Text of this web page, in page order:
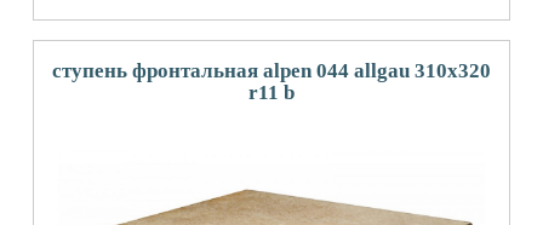
ступень фронтальная alpen 044 allgau 310x320
r11 b